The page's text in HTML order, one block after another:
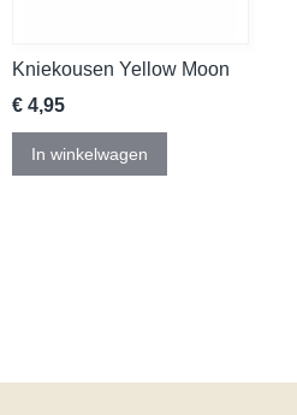
Kniekousen Yellow Moon
€ 4,95
In winkelwagen